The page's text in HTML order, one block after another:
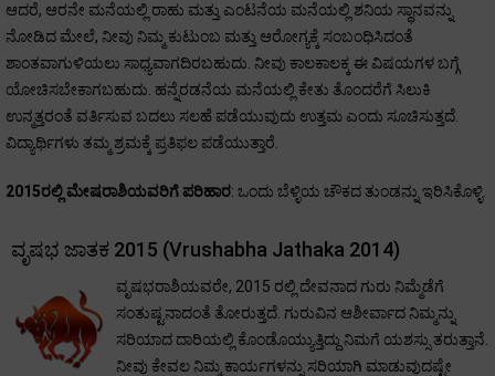
ಆದರೆ, ಆರನೇ ಮನೆಯಲ್ಲಿ ರಾಹು ಮತ್ತು ಎಂಟನೆಯ ಮನೆಯಲ್ಲಿ ಶನಿಯ ಸ್ಥಾನವನ್ನು
ನೋಡಿದ ಮೇಲೆ, ನೀವು ನಿಮ್ಮ ಕುಟುಂಬ ಮತ್ತು ಆರೋಗ್ಯಕ್ಕೆ ಸಂಬಂಧಿಸಿದಂತೆ
ಶಾಂತವಾಗುಳಿಯಲು ಸಾಧ್ಯವಾಗದಿರಬಹುದು. ನೀವು ಕಾಲಕಾಲಕ್ಕ ಈ ವಿಷಯಗಳ ಬಗ್ಗೆ
ಯೋಚಿಸಬೇಕಾಗಬಹುದು. ಹನ್ನೆರಡನೆಯ ಮನೆಯಲ್ಲಿ ಕೇತು ತೊಂದರೆಗೆ ಸಿಲುಕಿ
ಉನ್ಮತ್ತರಂತೆ ವರ್ತಿಸುವ ಬದಲು ಸಲಹೆ ಪಡೆಯುವುದು ಉತ್ತಮ ಎಂದು ಸೂಚಿಸುತ್ತದೆ.
ವಿದ್ಯಾರ್ಥಿಗಳು ತಮ್ಮ ಶ್ರಮಕ್ಕೆ ಪ್ರತಿಫಲ ಪಡೆಯುತ್ತಾರೆ.
2015ರಲ್ಲಿ ಮೇಷರಾಶಿಯವರಿಗೆ ಪರಿಹಾರ: ಒಂದು ಬೆಳ್ಳಿಯ ಚೌಕದ ತುಂಡನ್ನು ಇರಿಸಿಕೊಳ್ಳಿ.
ವೃಷಭ ಜಾತಕ 2015 (Vrushabha Jathaka 2014)
ವೃಷಭರಾಶಿಯವರೇ, 2015 ರಲ್ಲಿ ದೇವನಾದ ಗುರು ನಿಮ್ಮೆಡೆಗೆ
ಸಂತುಷ್ಟನಾದಂತೆ ತೋರುತ್ತದೆ. ಗುರುವಿನ ಆಶೀರ್ವಾದ ನಿಮ್ಮನ್ನು
ಸರಿಯಾದ ದಾರಿಯಲ್ಲಿ ಕೊಂಡೊಯ್ಯುತ್ತಿದ್ದು ನಿಮಗೆ ಯಶಸ್ಸು ತರುತ್ತಾನೆ.
ನೀವು ಕೇವಲ ನಿಮ್ಮ ಕಾರ್ಯಗಳನ್ನು ಸರಿಯಾಗಿ ಮಾಡುವುದಷ್ಟೇ